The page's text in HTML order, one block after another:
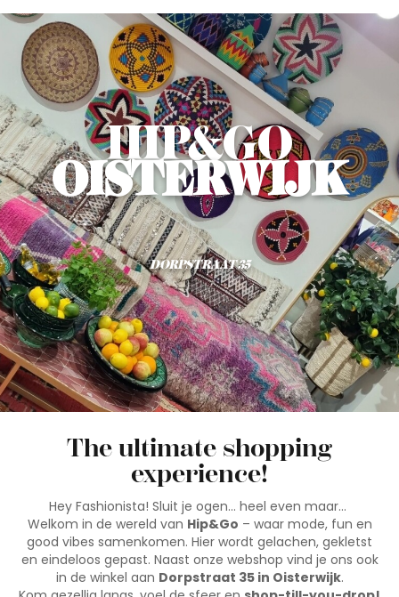
HIP&GO
OISTERWIJK
DORPSTRAAT 35
The ultimate shopping
experience!
Hey Fashionista! Sluit je ogen… heel even maar…
Welkom in de wereld van Hip&Go – waar mode, fun en
good vibes samenkomen. Hier wordt gelachen, gekletst
en eindeloos gepast. Naast onze webshop vind je ons ook
in de winkel aan Dorpstraat 35 in Oisterwijk.